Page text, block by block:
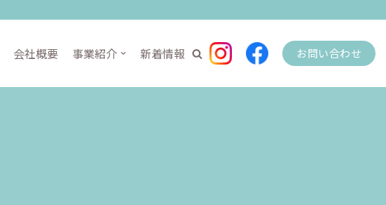
会社概要 事業紹介 新着情報 お問い合わせ